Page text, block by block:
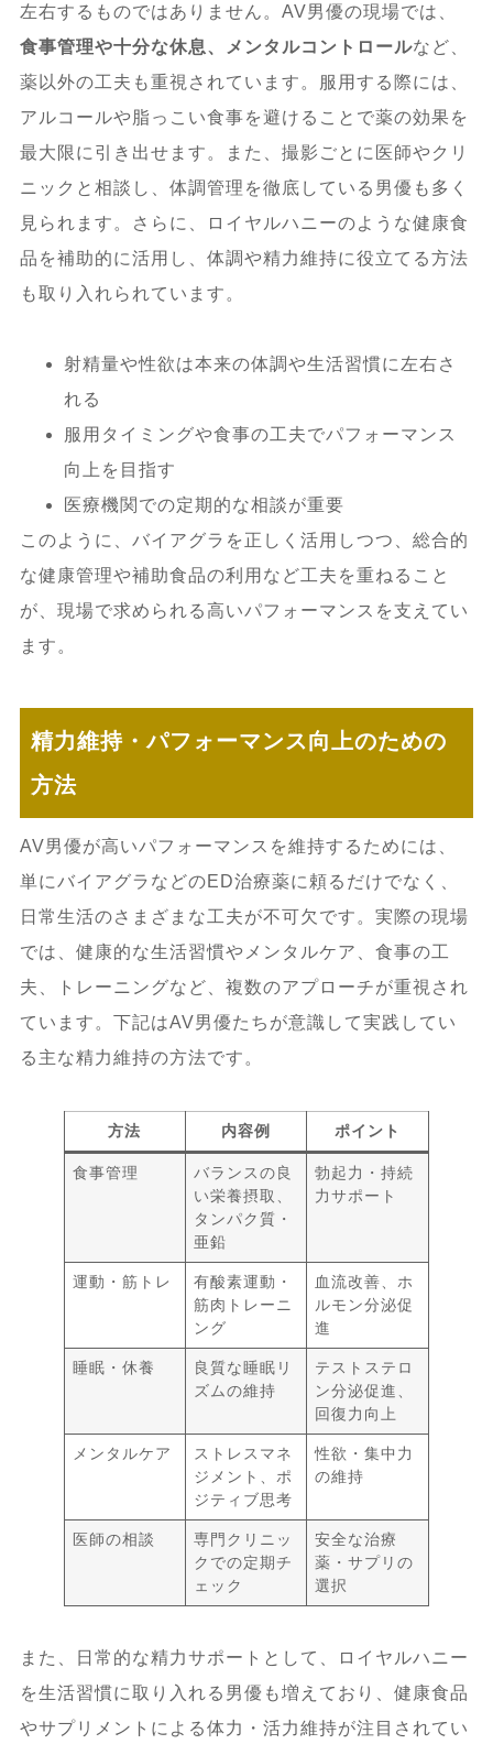
左右するものではありません。AV男優の現場では、
食事管理や十分な休息、メンタルコントロールなど、
薬以外の工夫も重視されています。服用する際には、
アルコールや脂っこい食事を避けることで薬の効果を
最大限に引き出せます。また、撮影ごとに医師やクリ
ニックと相談し、体調管理を徹底している男優も多く
見られます。さらに、ロイヤルハニーのような健康食
品を補助的に活用し、体調や精力維持に役立てる方法
も取り入れられています。
射精量や性欲は本来の体調や生活習慣に左右さ
れる
服用タイミングや食事の工夫でパフォーマンス
向上を目指す
医療機関での定期的な相談が重要
このように、バイアグラを正しく活用しつつ、総合的
な健康管理や補助食品の利用など工夫を重ねること
が、現場で求められる高いパフォーマンスを支えてい
ます。
精力維持・パフォーマンス向上のための
方法
AV男優が高いパフォーマンスを維持するためには、
単にバイアグラなどのED治療薬に頼るだけでなく、
日常生活のさまざまな工夫が不可欠です。実際の現場
では、健康的な生活習慣やメンタルケア、食事の工
夫、トレーニングなど、複数のアプローチが重視され
ています。下記はAV男優たちが意識して実践してい
る主な精力維持の方法です。
方法 内容例 ポイント
食事管理
バランスの良
い栄養摂取、
タンパク質・
亜鉛
勃起力・持続
力サポート
運動・筋トレ
有酸素運動・
筋肉トレーニ
ング
血流改善、ホ
ルモン分泌促
進
睡眠・休養
良質な睡眠リ
ズムの維持
テストステロ
ン分泌促進、
回復力向上
メンタルケア
ストレスマネ
ジメント、ポ
ジティブ思考
性欲・集中力
の維持
医師の相談
専門クリニッ
クでの定期チ
ェック
安全な治療
薬・サプリの
選択
また、日常的な精力サポートとして、ロイヤルハニー
を生活習慣に取り入れる男優も増えており、健康食品
やサプリメントによる体力・活力維持が注目されてい